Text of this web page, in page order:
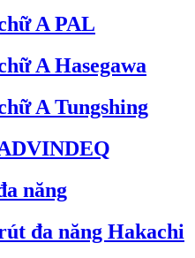
A PAL
A Hasegawa
A Tungshing
năng
đa năng Hakachi